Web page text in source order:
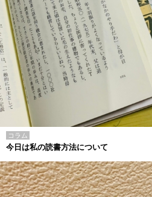
コラム
今日は私の読書方法について